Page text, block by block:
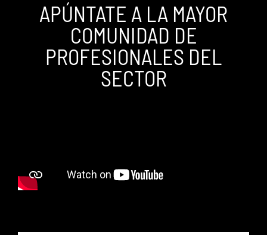
APÚNTATE A LA MAYOR
COMUNIDAD DE
PROFESIONALES DEL
SECTOR